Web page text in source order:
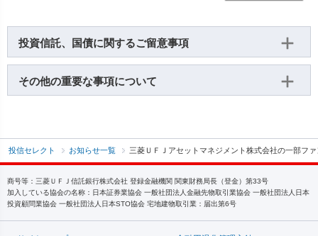
投資信託、国債に関するご留意事項
その他の重要な事項について
投信セレクト お知らせ一覧 三菱ＵＦＪアセットマネジメント株式会社の一部フ
商号等：三菱ＵＦＪ信託銀行株式会社 登録金融機関 関東財務局長（登金）第33号
加入している協会の名称：日本証券業協会 一般社団法人金融先物取引業協会 一般社団法人日本
投資顧問業協会 一般社団法人日本STO協会 宅地建物取引業：届出第6号